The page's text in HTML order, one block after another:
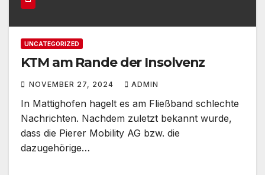
UNCATEGORIZED
KTM am Rande der Insolvenz
NOVEMBER 27, 2024 ADMIN
In Mattighofen hagelt es am Fließband schlechte
Nachrichten. Nachdem zuletzt bekannt wurde,
dass die Pierer Mobility AG bzw. die
dazugehörige…